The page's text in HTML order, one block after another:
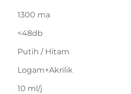
1300 ma
<48db
Putih / Hitam
Logam+Akrilik
10 ml/j